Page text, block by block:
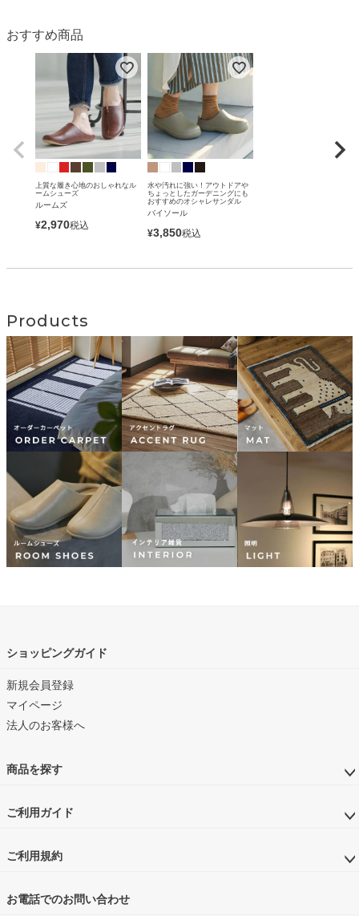
おすすめ商品
上質な履き心地のおしゃれなル
ームシューズ
ルームズ
¥2,970税込
水や汚れに強い！アウトドアや
ちょっとしたガーデニングにも
おすすめのオシャレサンダル
バイソール
¥3,850税込
Products
ショッピングガイド
新規会員登録
マイページ
法人のお客様へ
商品を探す
ご利用ガイド
ご利用規約
お電話でのお問い合わせ